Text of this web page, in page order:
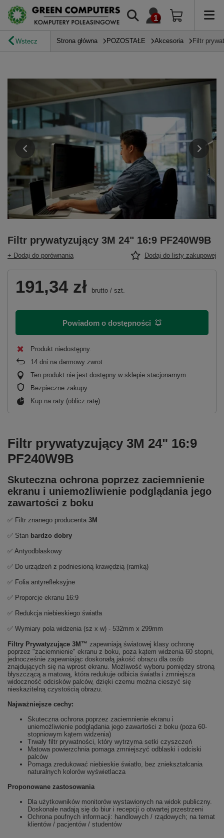
Wstecz Strona główna POZOSTAŁE Akcesoria Filtr
Filtr prywatyzujący 3M 24" 16:9 PF240W9B
+ Dodaj do porównania Dodaj do listy zakupowej
191,34 zł brutto / szt.
Powiadom o dostępności
Produkt niedostępny
14 dni na darmowy zwrot
Ten produkt nie jest dostępny w sklepie stacjonarnym
Bezpieczne zakupy
Kup na raty (oblicz ratę)
Filtr prywatyzujący 3M 24" 16:9
PF240W9B
Skuteczna ochrona poprzez zaciemnienie
ekranu i uniemożliwienie podglądania jego
zawartości z boku
✅ Filtr znanego producenta 3M
✅ Stan bardzo dobry
✅ Antyodblaskowy
✅ Do urządzeń z podniesioną krawędzią (ramką)
✅ Folia antyrefleksyjne
✅ Proporcje ekranu 16:9
✅ Redukcja niebieskiego światła
✅ Wymiary pola widzenia (sz x w) - 532mm x 299mm
Filtry Prywatyzujące 3M™ zapewniają światowej klasy ochronę
poprzez "zaciemnienie" ekranu z boku, poza kątem widzenia 60 stopni,
jednocześnie zapewniając doskonałą jakość obrazu dla osób
znajdujących się na wprost ekranu. Możliwość wyboru pomiędzy stroną
błyszczącą a matową, która redukuje odbicia światła i zmniejsza
widoczność odcisków palców, dzięki czemu można cieszyć się
nieskazitelną czystością obrazu.
Najważniejsze cechy:
Skuteczna ochrona poprzez zaciemnienie ekranu i
uniemożliwienie podglądania jego zawartości z boku (poza 60-
stopniowym kątem widzenia)
Trwały filtr prywatności, który wytrzyma setki czyszczeń
Matowa powierzchnia pomaga zmniejszyć odblaski i odciski
palców
Pomaga zredukować niebieskie światło, bez zniekształcania
naturalnych kolorów wyświetlacza
Proponowane zastosowania
Dla użytkowników monitorów wystawionych na widok publiczny.
Doskonale nadają się do biur i recepcji o otwartej przestrzeni
Ochrona poufnych informacji: handlowych / rządowych; na temat
klientów / pacjentów / studentów